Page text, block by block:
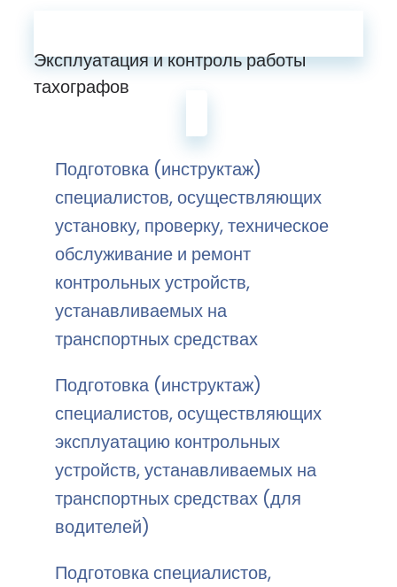
Эксплуатация и контроль работы
тахографов
Подготовка (инструктаж)
специалистов, осуществляющих
установку, проверку, техническое
обслуживание и ремонт
контрольных устройств,
устанавливаемых на
транспортных средствах
Подготовка (инструктаж)
специалистов, осуществляющих
эксплуатацию контрольных
устройств, устанавливаемых на
транспортных средствах (для
водителей)
Подготовка специалистов,